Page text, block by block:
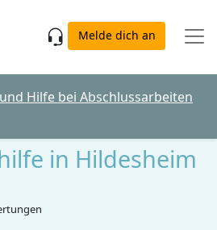
Melde dich an
Hilfe bei Abschlussarbeiten
in Hildesheim